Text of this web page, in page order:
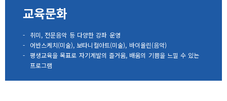
교육문화
-
취미, 전문음악 등 다양한 강좌 운영
-
어반스케치(미술), 보타니컬아트(미술), 바이올린(음악)
- 평생교육을 목표로 자기계발의 즐거움, 배움의 기쁨을 느낄 수 있는
프로그램